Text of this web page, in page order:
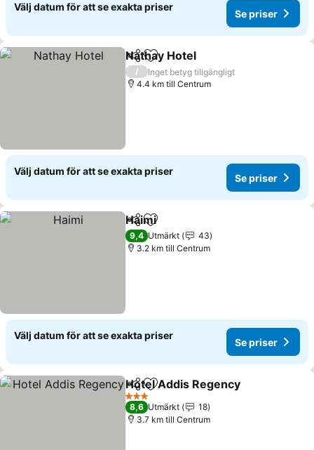
Välj datum för att se exakta priser
Se priser
Dela Lägg till i Mina Favoriter
Nathay Hotel
/
Inget betyg tillgängligt
4.4 km till Centrum
Välj datum för att se exakta priser
Se priser
Dela Lägg till i Mina Favoriter
Haimi
9,4 Utmärkt
43
3.2 km till Centrum
Välj datum för att se exakta priser
Se priser
Dela Lägg till i Mina Favoriter
Hotel Addis Regency
3 Stjärnor
8,6 Utmärkt
18
3.7 km till Centrum